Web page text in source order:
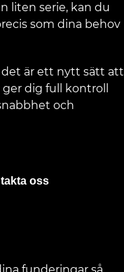
liten serie, kan du
som dina behov
det är ett nytt sätt att
dig full kontroll
och
oss